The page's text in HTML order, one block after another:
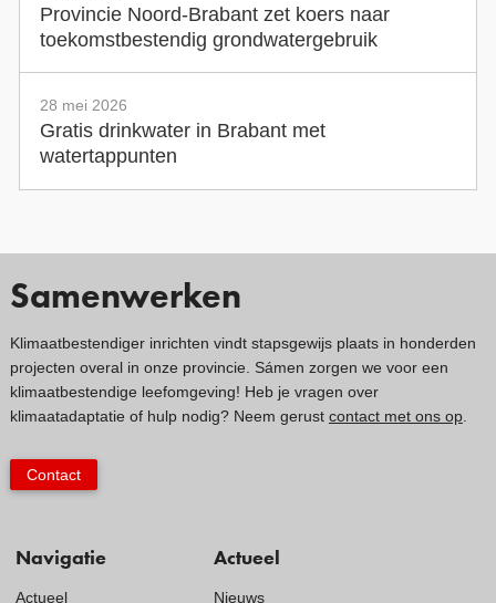
Provincie Noord-Brabant zet koers naar
toekomstbestendig grondwatergebruik
28 mei 2026
Gratis drinkwater in Brabant met
watertappunten
Navigatie
Actueel
Actueel
Nieuws
Samenwerken
Klimaatbestendiger inrichten vindt stapsgewijs plaats in honderden
projecten overal in onze provincie. Sámen zorgen we voor een
klimaatbestendige leefomgeving! Heb je vragen over
klimaatadaptatie of hulp nodig? Neem gerust contact met ons op.
Contact